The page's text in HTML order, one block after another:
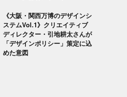
《大阪・関西万博のデザインシ
ステムVol.1》クリエイティブ
ディレクター・引地耕太さんが
「デザインポリシー」策定に込
めた意図